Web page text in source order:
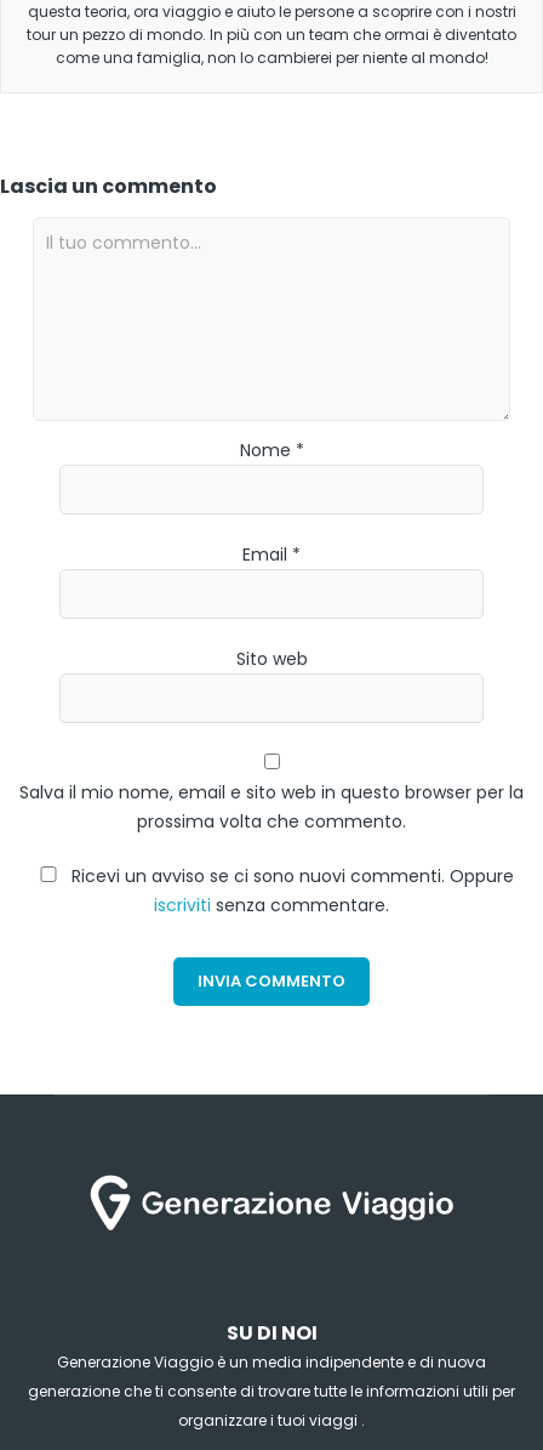
questa teoria, ora viaggio e aiuto le persone a scoprire con i nostri
tour un pezzo di mondo. In più con un team che ormai è diventato
come una famiglia, non lo cambierei per niente al mondo!
Lascia un commento
Nome *
Email *
Sito web
Salva il mio nome, email e sito web in questo browser per la
prossima volta che commento.
Ricevi un avviso se ci sono nuovi commenti. Oppure
iscriviti senza commentare.
SU DI NOI
Generazione Viaggio è un media indipendente e di nuova
generazione che ti consente di trovare tutte le informazioni utili per
organizzare i tuoi viaggi .